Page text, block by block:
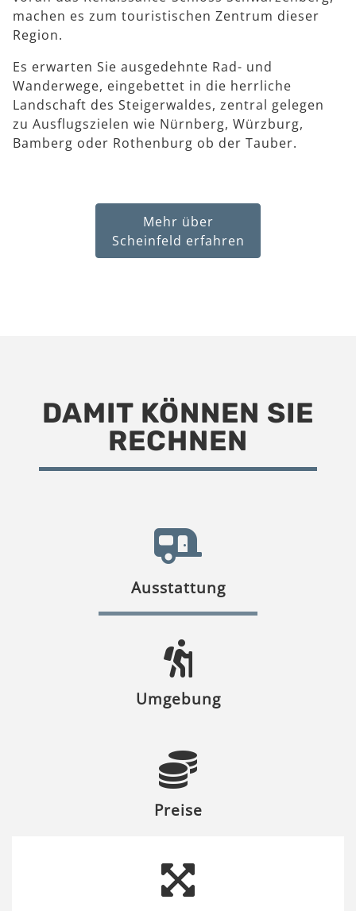
machen es zum touristischen Zentrum dieser
Region.
Es erwarten Sie ausgedehnte Rad- und
Wanderwege, eingebettet in die herrliche
Landschaft des Steigerwaldes, zentral gelegen
zu Ausflugszielen wie Nürnberg, Würzburg,
Bamberg oder Rothenburg ob der Tauber.
Mehr über
Scheinfeld erfahren
DAMIT KÖNNEN SIE
RECHNEN
Ausstattung
Umgebung
Preise